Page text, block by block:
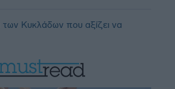
των Κυκλάδων που αξίζει να